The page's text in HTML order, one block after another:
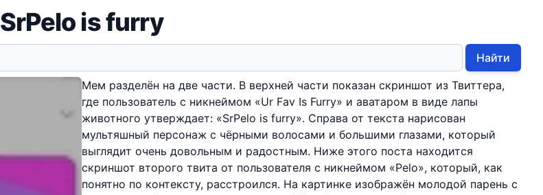
SrPelo is furry
Найти
Мем разделён на две части. В верхней части показан скриншот из Твиттера,
где пользователь с никнеймом «Ur Fav Is Furry» и аватаром в виде лапы
животного утверждает: «SrPelo is furry». Справа от текста нарисован
мультяшный персонаж с чёрными волосами и большими глазами, который
выглядит очень довольным и радостным. Ниже этого поста находится
скриншот второго твита от пользователя с никнеймом «Pelo», который, как
понятно по контексту, расстроился. На картинке изображён молодой парень с